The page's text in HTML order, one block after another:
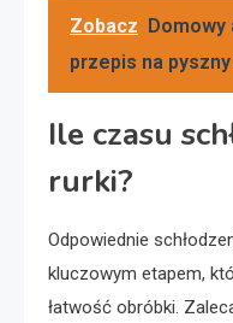
Zobacz
Domowy
przepis na
Ile czasu
rurki?
Odpowiednie
kluczowym etapem,
łatwość obróbki.